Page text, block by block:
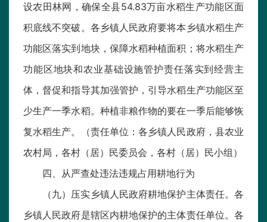
设农田林网，确保全县54.83万亩水稻生产功能区面
积底线不突破。各乡镇人民政府要将本乡镇水稻生产
功能区落实到地块，保障水稻种植面积；将水稻生产
功能区地块和农业基础设施管护责任落实到经营主
体，督促和指导其加强管护，引导水稻生产功能区至
少生产一季水稻。种植非粮作物的要在一季后能够恢
复水稻生产。（责任单位：各乡镇人民政府，县农业
农村局，各村（居）民委员会，各村（居）民小组）
四、从严查处违法违规占用耕地行为
（九）压实乡镇人民政府耕地保护主体责任。各
乡镇人民政府是辖区内耕地保护的主体责任单位。各